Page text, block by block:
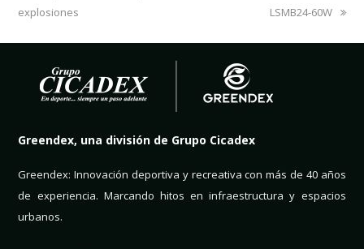
post:
explosiones
post:LSMB24-60W
Greendex, una división de Grupo Cicadex
Greendex: Innovación deportiva y recreativa con más de 40 años
de experiencia. Marcando hitos en infraestructura y espacios
urbanos.